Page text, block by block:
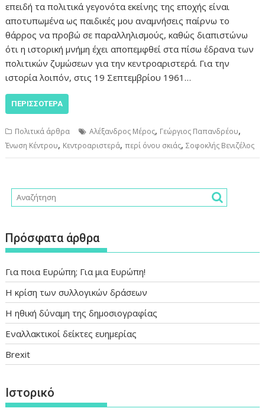
επειδή τα πολιτικά γεγονότα εκείνης της εποχής είναι
αποτυπωμένα ως παιδικές μου αναμνήσεις παίρνω το
θάρρος να προβώ σε παραλληλισμούς, καθώς διαπιστώνω
ότι η ιστορική μνήμη έχει αποπεμφθεί στα πίσω έδρανα των
πολιτικών ζυμώσεων για την κεντροαριστερά. Για την
ιστορία λοιπόν, στις 19 Σεπτεμβρίου 1961…
ΠΕΡΙΣΣΌΤΕΡΑ
Πολιτικά άρθρα Αλέξανδρος Μέρος, Γεώργιος Παπανδρέου,
Ένωση Κέντρου, Κεντροαριστερά,περί όνου σκιάς,Σοφοκλής Βενιζέλος
Πρόσφατα άρθρα
Για ποια Ευρώπη; Για μια Ευρώπη!
Η κρίση των συλλογικών δράσεων
Η ηθική δύναμη της δημοσιογραφίας
Εναλλακτικοί δείκτες ευημερίας
Brexit
Ιστορικό